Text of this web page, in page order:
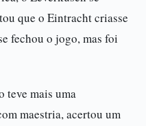
que o Eintracht criasse
fechou o jogo, mas foi
teve mais uma
maestria, acertou um